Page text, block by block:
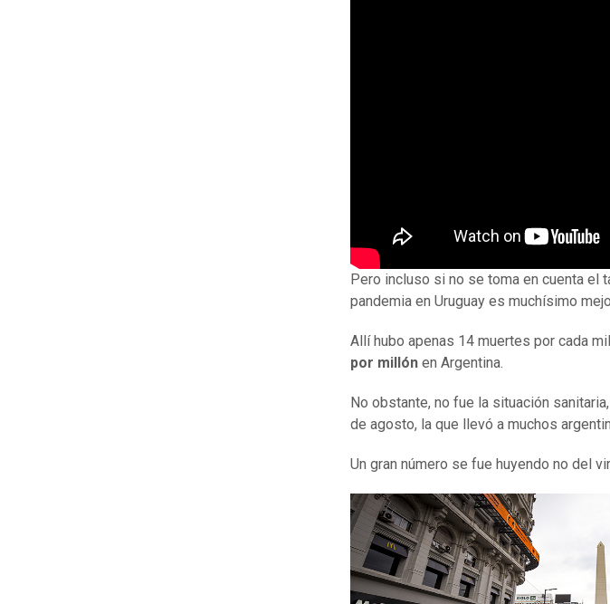
Pero incluso si no se toma en cuenta el
pandemia en Uruguay es muchísimo
Allí hubo apenas 14 muertes por cada
por millón en Argentina.
No obstante, no fue la situación
de agosto, la que llevó a muchos
Un gran número se fue huyendo no del